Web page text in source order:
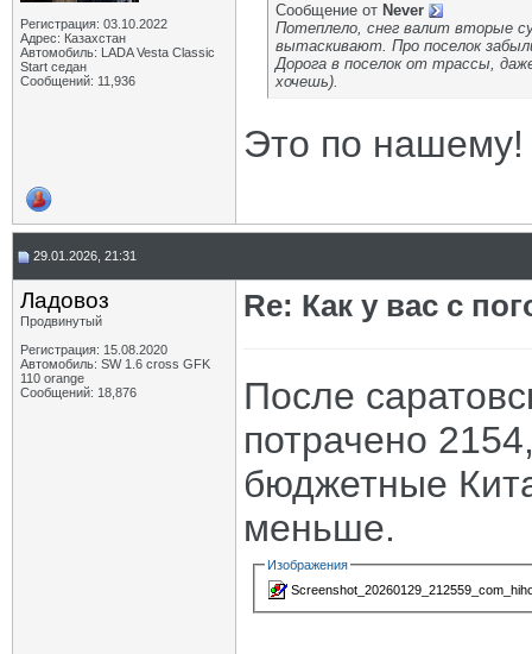
Регистрация: 03.10.2022
Адрес: Казахстан
Автомобиль: LADA Vesta Classic
Start седан
Сообщений: 11,936
Сообщение от Never
Потеплело, снег валит вторые
вытаскивают. Про поселок
Дорога в поселок от трассы,
хочешь).
Это по нашему!
29.01.2026, 21:31
Ладовоз
Продвинутый
Регистрация: 15.08.2020
Автомобиль: SW 1.6 cross GFK
110 orange
Сообщений: 18,876
Re: Как у вас с
После
потрачено
бюджетные
меньше.
Изображения